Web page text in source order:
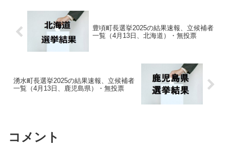
豊頃町長選挙2025の結果速報、立候補者
一覧（4月13日、北海道）・無投票
湧水町長選挙2025の結果速報、立候補者
一覧（4月13日、鹿児島県）・無投票
コメント